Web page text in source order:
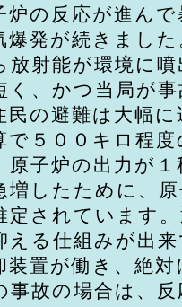
炉の反応が進ん
爆発が続きまし
放射能が環境に
く、かつ当局が
民の避難は大幅
で５００キロ程
原子炉の出力が
増したために、
定されています
える仕組みが出
装置が働き、絶
事故の場合は、